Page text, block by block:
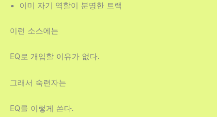
이미 자기 역할이 분명한 트랙
이런 소스에는
EQ로 개입할 이유가 없다.
그래서 숙련자는
EQ를 이렇게 쓴다.